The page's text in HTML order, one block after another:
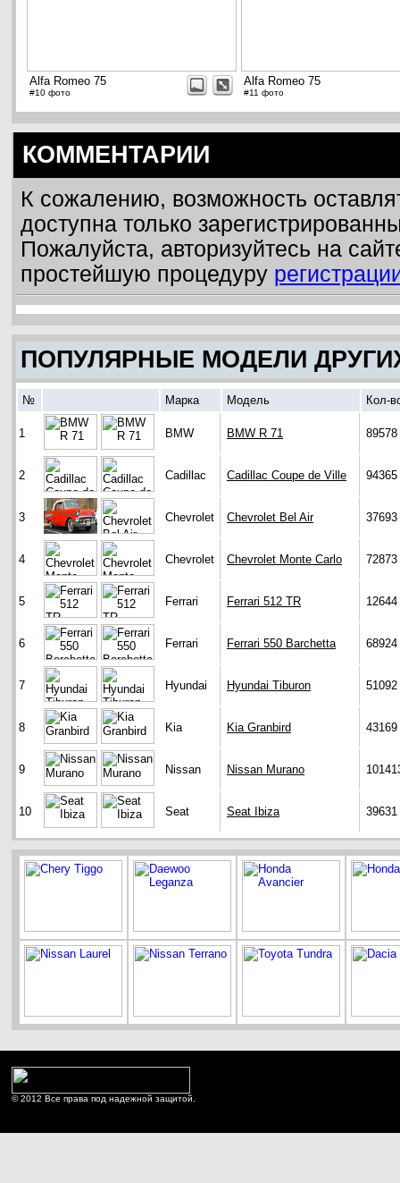
Alfa Romeo 75
#10 фото
Alfa Romeo 75
#11 фото
КОММЕНТАРИИ
К сожалению, возможность
доступна только
Пожалуйста, авторизуйтесь на
простейшую процедуру
ПОПУЛЯРНЫЕ МОДЕЛИ
№ Марка Модель Кол-
1 BMW BMW R 71 89578
2 Cadillac Cadillac Coupe de Ville 94365
3 Chevrolet Chevrolet Bel Air 37693
4 Chevrolet Chevrolet Monte Carlo 72873
5 Ferrari Ferrari 512 TR 12644
6 Ferrari Ferrari 550 Barchetta 68924
7 Hyundai Hyundai Tiburon 51092
8 Kia Kia Granbird 43169
9 Nissan Nissan Murano
10 Seat Seat Ibiza 39631
© 2012 Все права под надежной защитой.